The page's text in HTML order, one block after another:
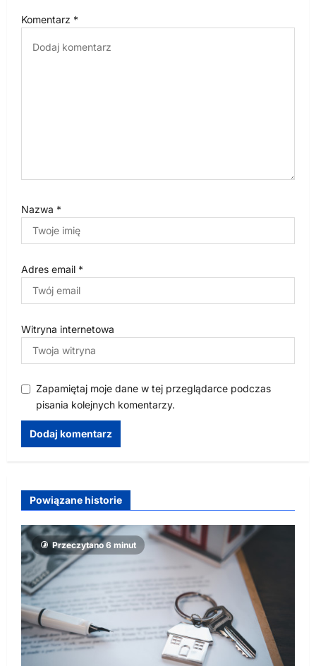
i
Komentarz *
Nazwa *
Adres email *
Witryna internetowa
Zapamiętaj moje dane w tej przeglądarce podczas
pisania kolejnych komentarzy.
Powiązane historie
Przeczytano 6 minut